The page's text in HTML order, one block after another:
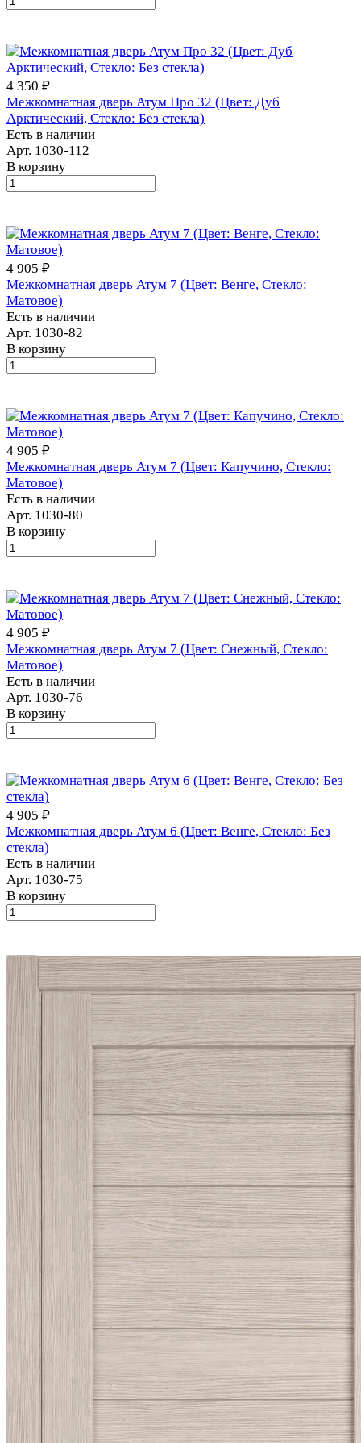
4 350 ₽
Межкомнатная дверь Атум Про 32 (Цвет: Дуб
Арктический, Стекло: Без стекла)
Есть в наличии
Арт. 1030-112
В корзину
4 905 ₽
Межкомнатная дверь Атум 7 (Цвет: Венге, Стекло:
Матовое)
Есть в наличии
Арт. 1030-82
В корзину
4 905 ₽
Межкомнатная дверь Атум 7 (Цвет: Капучино, Стекло:
Матовое)
Есть в наличии
Арт. 1030-80
В корзину
4 905 ₽
Межкомнатная дверь Атум 7 (Цвет: Снежный, Стекло:
Матовое)
Есть в наличии
Арт. 1030-76
В корзину
4 905 ₽
Межкомнатная дверь Атум 6 (Цвет: Венге, Стекло: Без
стекла)
Есть в наличии
Арт. 1030-75
В корзину